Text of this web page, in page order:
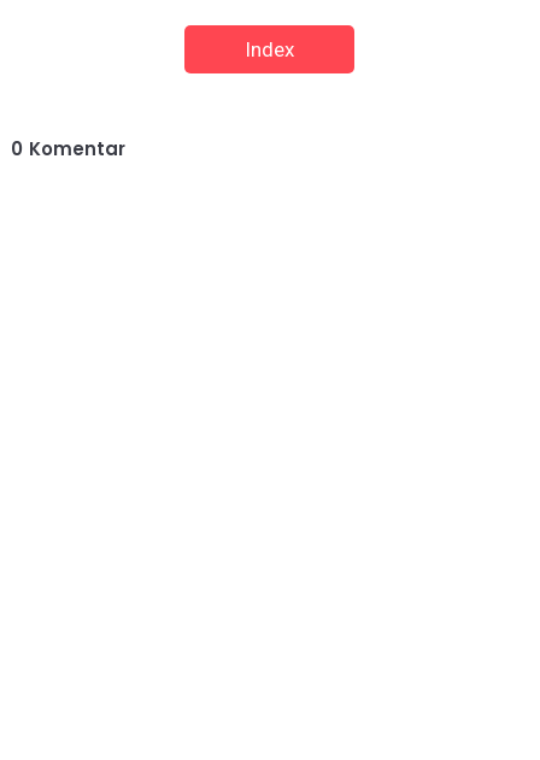
Index
0 Komentar